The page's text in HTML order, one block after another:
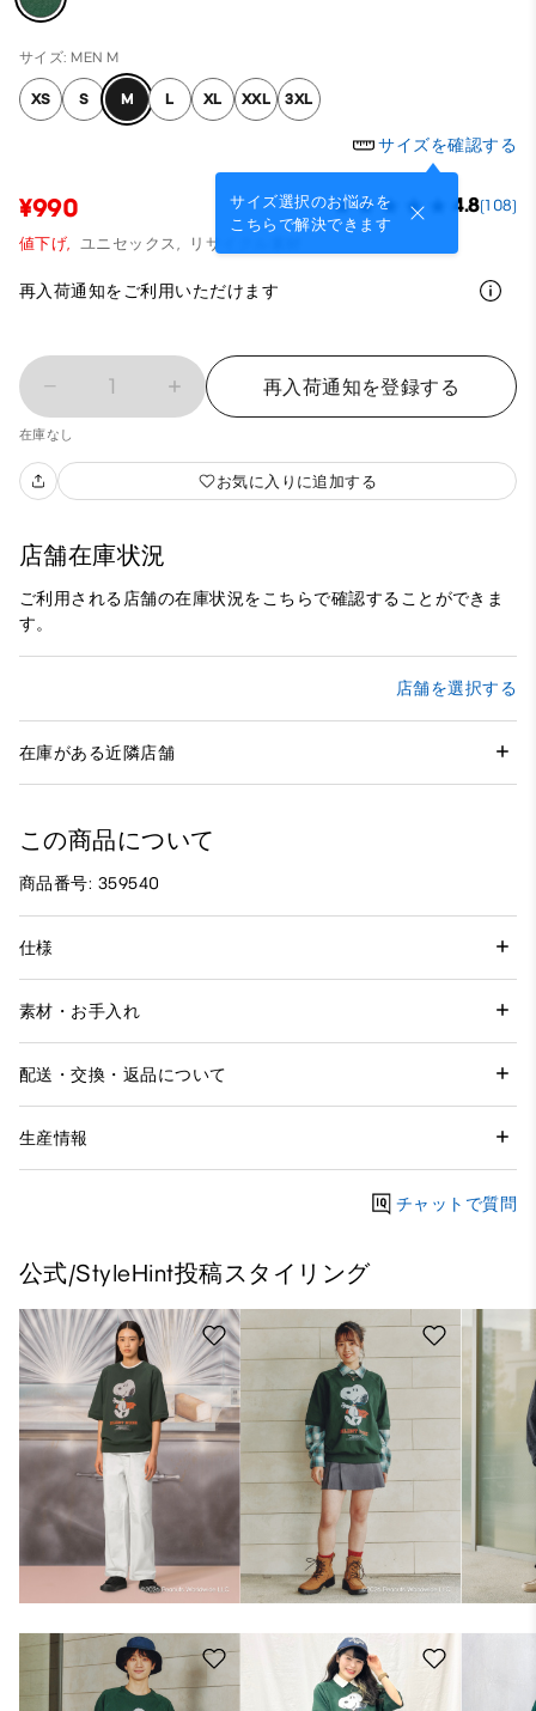
サイズ: MEN M
XS S M L XL XXL 3XL
サイズを確認する
サイズ選択のお悩みを
こちらで解決できます
¥990 4.8(108)
値下げ, ユニセックス, リサイクル素材
再入荷通知をご利用いただけます
1 再入荷通知を登録する
在庫なし
お気に入りに追加する
店舗在庫状況
ご利用される店舗の在庫状況をこちらで確認することができま
す。
店舗を選択する
在庫がある近隣店舗
この商品について
商品番号: 359540
仕様
素材・お手入れ
配送・交換・返品について
生産情報
チャットで質問
公式/StyleHint投稿スタイリング